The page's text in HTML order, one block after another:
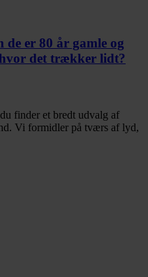
er 80 år gamle og
det trækker lidt?
finder et bredt udvalg af
Vi formidler på tværs af lyd,